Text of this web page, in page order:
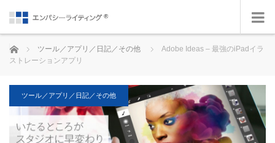
ホーム ツール／アプリ／日記／その他
Adobe Ideas – 最強のiPadイラ
ストレーションアプリ
ツール／アプリ／日記／その他